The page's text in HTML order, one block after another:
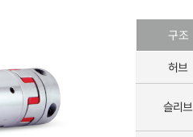
구조
허브
슬리브